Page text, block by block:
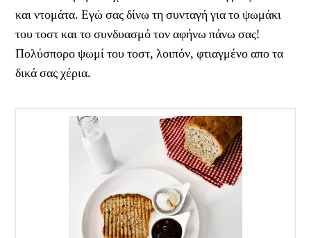
και ντομάτα. Εγώ σας δίνω τη συνταγή για το ψωμάκι
του τοστ και το συνδυασμό τον αφήνω πάνω σας!
Πολύσπορο ψωμί του τοστ, λοιπόν, φτιαγμένο απο τα
δικά σας χέρια.